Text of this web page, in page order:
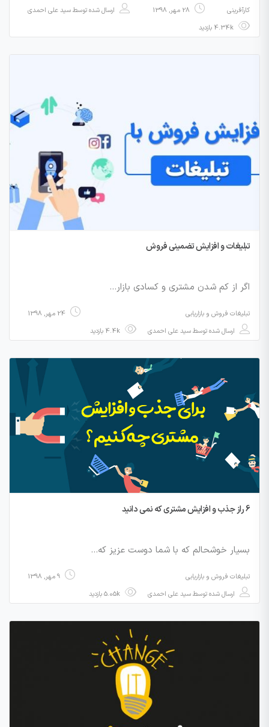
کارآفرینی 28 مهر, 1398 ارسال شده توسطسید علی احمدی
تبلیغات و افزایش تضمینی فروش
اگر از کم شدن مشتری و کسادی بازار…
تبلیغات فروش و بازاریابی
24 مهر, 1398
ارسال شده توسطسید علی احمدی
6 راز جذب و افزایش مشتری که نمی دانید
بسیار خوشحالم که با شما دوست عزیز که…
تبلیغات فروش و بازاریابی
9 مهر, 1398
ارسال شده توسطسید علی احمدی